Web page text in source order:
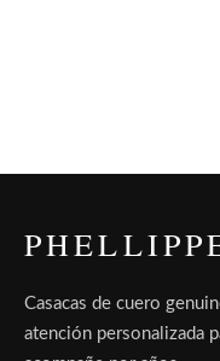
Casacas de cuero
atención personalizada